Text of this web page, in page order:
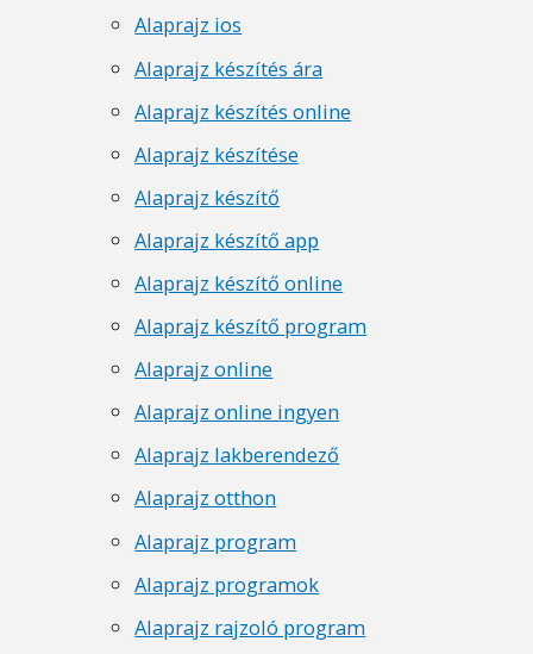
Alaprajz ios
Alaprajz készítés ára
Alaprajz készítés online
Alaprajz készítése
Alaprajz készítő
Alaprajz készítő app
Alaprajz készítő online
Alaprajz készítő program
Alaprajz online
Alaprajz online ingyen
Alaprajz lakberendező
Alaprajz otthon
Alaprajz program
Alaprajz programok
Alaprajz rajzoló program